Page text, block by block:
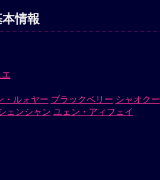
情報
・ルォヤー ブラックベリー シャオクー
ェンシャン ユェン・アィフェイ